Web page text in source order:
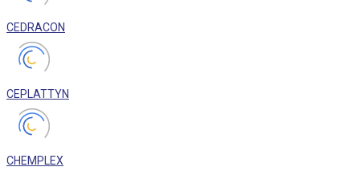
CEDRACON
CEPLATTYN
CHEMPLEX